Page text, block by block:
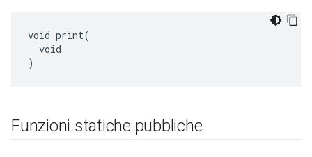
void print(
  void
)
Funzioni statiche pubbliche